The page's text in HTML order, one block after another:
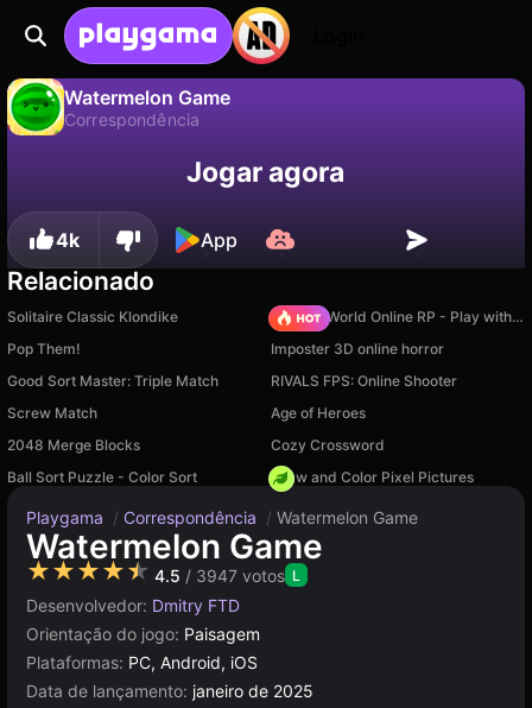
Watermelon Game
Correspondência
Salve o progresso!Jogar agora
4k App
Relacionado
Solitaire Classic Klondike
Sprunki World Online RP - Play with Friends!
Pop Them!
Imposter 3D online horror
Good Sort Master: Triple Match
RIVALS FPS: Online Shooter
Screw Match
Age of Heroes
2048 Merge Blocks
Cozy Crossword
Ball Sort Puzzle - Color Sort
Draw and Color Pixel Pictures
Playgama / Correspondência / Watermelon Game
Watermelon Game
★★★★★ 4.5 / 3947 votos L
Desenvolvedor: Dmitry FTD
Orientação do jogo: Paisagem
Plataformas: PC, Android, iOS
Data de lançamento: janeiro de 2025